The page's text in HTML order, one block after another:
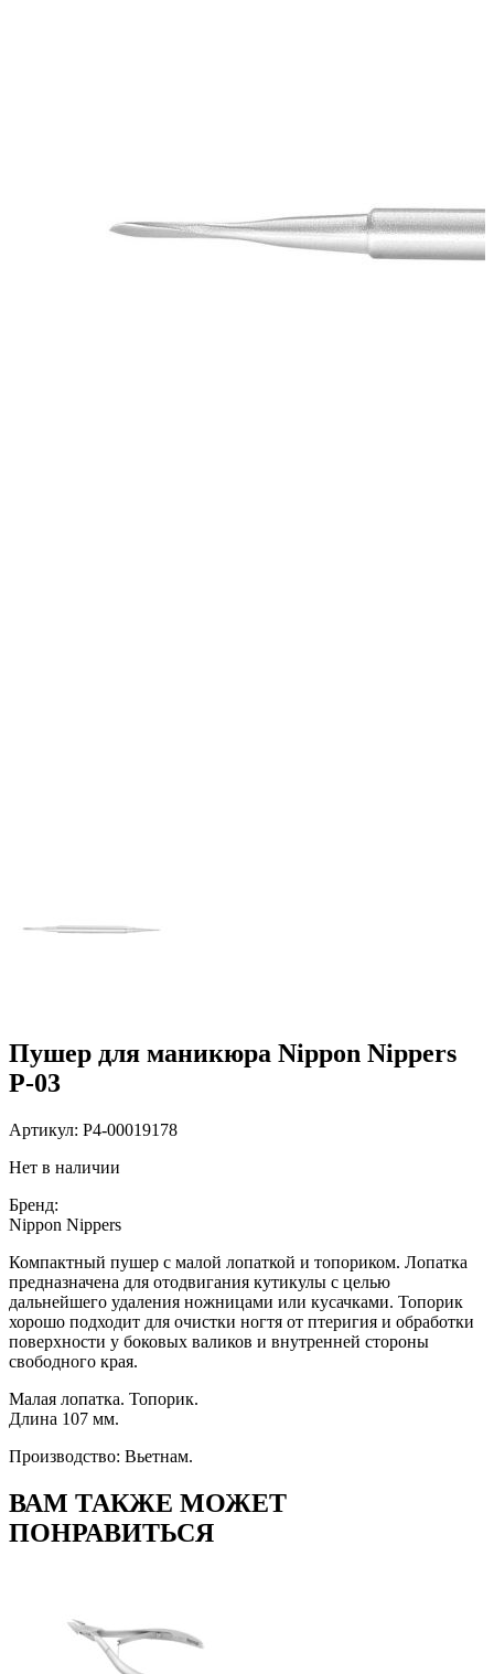
Пушер для маникюра Nippon Nippers
P-03
Артикул: P4-00019178
Нет в наличии
Бренд:
Nippon Nippers
Компактный пушер с малой лопаткой и топориком. Лопатка
предназначена для отодвигания кутикулы с целью
дальнейшего удаления ножницами или кусачками. Топорик
хорошо подходит для очистки ногтя от птеригия и обработки
поверхности у боковых валиков и внутренней стороны
свободного края.
Малая лопатка. Топорик.
Длина 107 мм.
Производство: Вьетнам.
ВАМ ТАКЖЕ МОЖЕТ
ПОНРАВИТЬСЯ